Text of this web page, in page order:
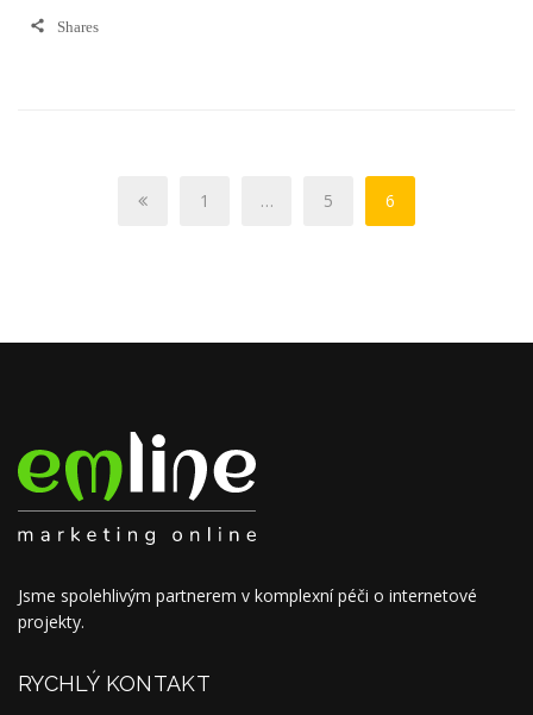
Shares
1 … 5 6
Jsme spolehlivým partnerem v komplexní péči o internetové
projekty.
RYCHLÝ KONTAKT